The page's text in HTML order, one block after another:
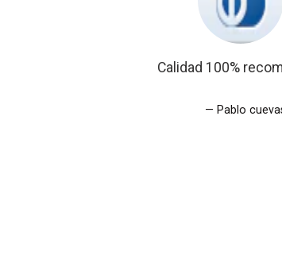
Calidad 100%
Pablo